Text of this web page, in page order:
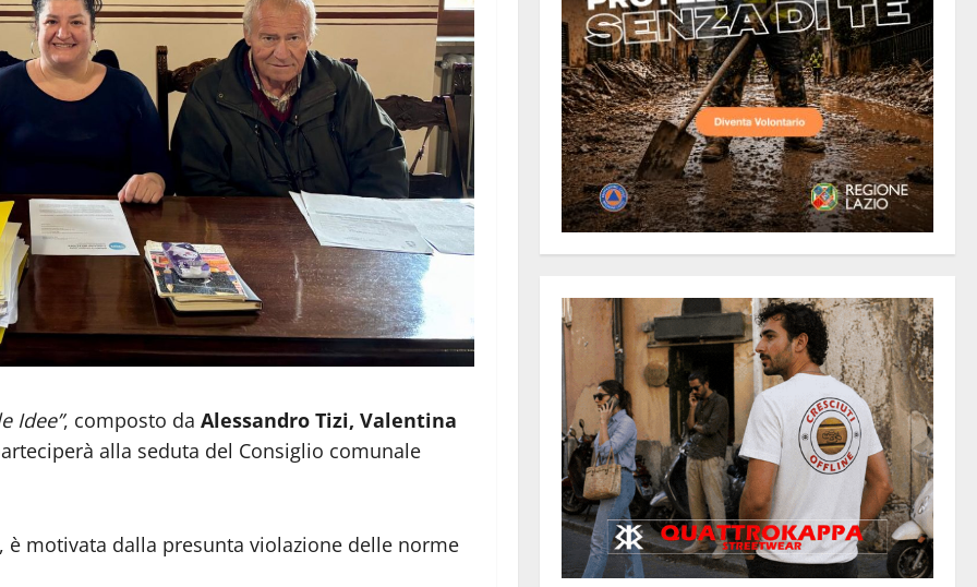
Idee”, composto da Alessandro Tizi, Valentina
alla seduta del Consiglio comunale
motivata dalla presunta violazione delle norme